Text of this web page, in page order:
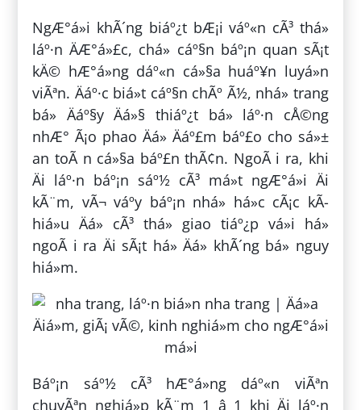
NgÆ°á»i khÃ´ng biáº¿t bÆ¡i váº«n cÃ³ thá»
láº·n ÄÆ°á»£c, chá» cáº§n báº¡n quan sÃ¡t
kÄ© hÆ°á»ng dáº«n cá»§a huáº¥n luyá»n
viÃªn. Äáº·c biá»t cáº§n chÃº Ã½, nhá» trang
bá» Äáº§y Äá»§ thiáº¿t bá» láº·n cÅ©ng
nhÆ° Ã¡o phao Äá» Äáº£m báº£o cho sá»±
an toÃ n cá»§a báº£n thÃ¢n. NgoÃ i ra, khi
Äi láº·n báº¡n sáº½ cÃ³ má»t ngÆ°á»i Äi
kÃ¨m, vÃ¬ váº­y báº¡n nhá» há»c cÃ¡c kÃ­
hiá»u Äá» cÃ³ thá» giao tiáº¿p vá»i há»
ngoÃ i ra Äi sÃ¡t há» Äá» khÃ´ng bá» nguy
hiá»m.
Báº¡n sáº½ cÃ³ hÆ°á»ng dáº«n viÃªn
chuyÃªn nghiá»p kÃ¨m 1 â 1 khi Äi láº·n